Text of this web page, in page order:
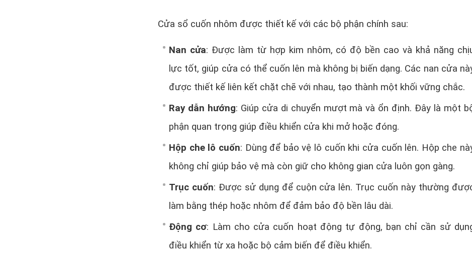
Cửa sổ cuốn nhôm được thiết kế với các bộ phận chính sau:
Nan cửa: Được làm từ hợp kim nhôm, có độ bền cao và khả năng
lực tốt, giúp cửa có thể cuốn lên mà không bị biến dạng. Các nan cửa
được thiết kế liên kết chặt chẽ với nhau, tạo thành một khối vững chắc.
Ray dẫn hướng: Giúp cửa di chuyển mượt mà và ổn định. Đây là một
phận quan trọng giúp điều khiển cửa khi mở hoặc đóng.
Hộp che lô cuốn: Dùng để bảo vệ lô cuốn khi cửa cuốn lên. Hộp che
không chỉ giúp bảo vệ mà còn giữ cho không gian cửa luôn gọn gàng.
Trục cuốn: Được sử dụng để cuộn cửa lên. Trục cuốn này thường
làm bằng thép hoặc nhôm để đảm bảo độ bền lâu dài.
Động cơ: Làm cho cửa cuốn hoạt động tự động, bạn chỉ cần sử
điều khiển từ xa hoặc bộ cảm biến để điều khiển.